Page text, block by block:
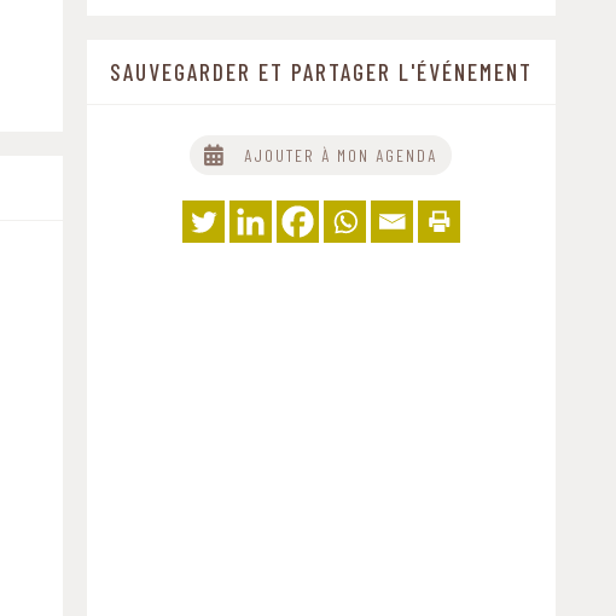
SAUVEGARDER ET PARTAGER L'ÉVÉNEMENT
AJOUTER À MON AGENDA